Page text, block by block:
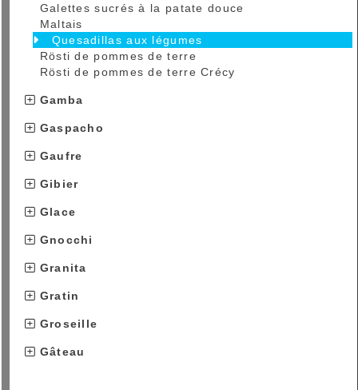
Galettes sucrés à la patate douce
Maltais
Quesadillas aux légumes
Rösti de pommes de terre
Rösti de pommes de terre Crécy
Gamba
Gaspacho
Gaufre
Gibier
Glace
Gnocchi
Granita
Gratin
Groseille
Gâteau